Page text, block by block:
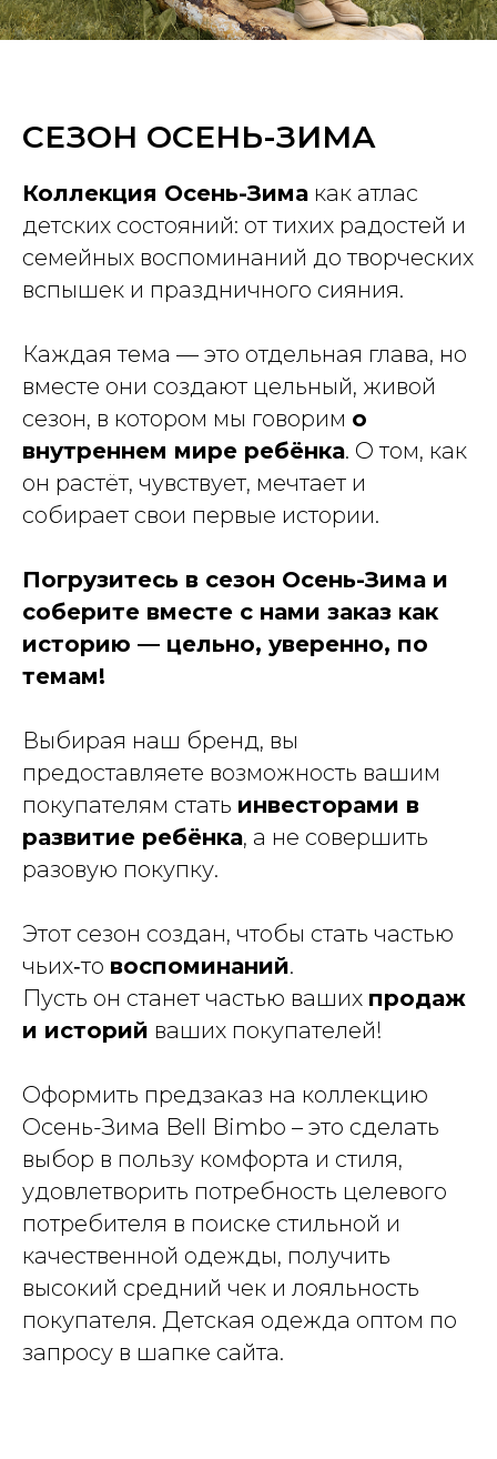
СЕЗОН ОСЕНЬ-ЗИМА
Коллекция Осень-Зима как атлас
детских состояний: от тихих радостей и
семейных воспоминаний до творческих
вспышек и праздничного сияния.
Каждая тема — это отдельная глава, но
вместе они создают цельный, живой
сезон, в котором мы говорим о
внутреннем мире ребёнка. О том, как
он растёт, чувствует, мечтает и
собирает свои первые истории.
Погрузитесь в сезон Осень-Зима и
соберите вместе с нами заказ как
историю — цельно, уверенно, по
темам!
Выбирая наш бренд, вы
предоставляете возможность вашим
покупателям стать инвесторами в
развитие ребёнка, а не совершить
разовую покупку.
Этот сезон создан, чтобы стать частью
чьих‑то воспоминаний.
Пусть он станет частью ваших продаж
и историй ваших покупателей!
Оформить предзаказ на коллекцию
Осень-Зима Bell Bimbo – это сделать
выбор в пользу комфорта и стиля,
удовлетворить потребность целевого
потребителя в поиске стильной и
качественной одежды, получить
высокий средний чек и лояльность
покупателя. Детская одежда оптом по
запросу в шапке сайта.